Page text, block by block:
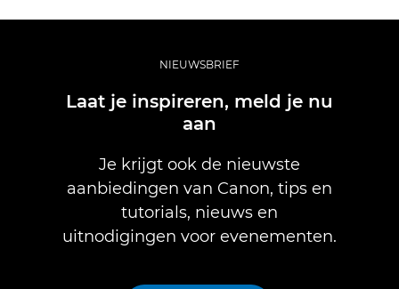
NIEUWSBRIEF
Laat je inspireren, meld je nu
aan
Je krijgt ook de nieuwste
aanbiedingen van Canon, tips en
tutorials, nieuws en
uitnodigingen voor evenementen.